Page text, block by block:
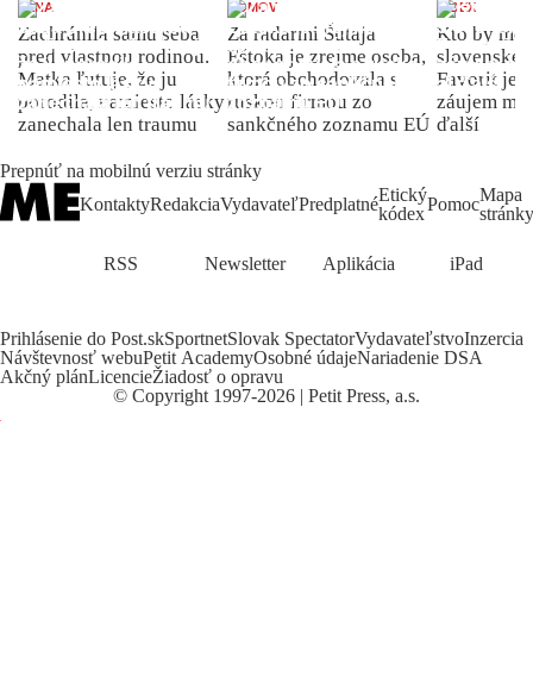
ŽENA
Zachránila samu seba
pred vlastnou rodinou.
Matka ľutuje, že ju
porodila, namiesto lásky
zanechala len traumu
DOMOV
Za radarmi Šutaja
Eštoka je zrejme osoba,
ktorá obchodovala s
ruskou firmou zo
sankčného zoznamu EÚ
INDEX
Kto by
slovenské
Favorit je
záujem
ďalší
Prepnúť na mobilnú verziu stránky
KontaktyRedakciaVydavateľPredplatnéEtický
kódexPomocMapa
stránky
RSS Newsletter Aplikácia iPad
Prihlásenie do Post.skSportnetSlovak SpectatorVydavateľstvoInzercia
Návštevnosť webuPetit AcademyOsobné údajeNariadenie DSA
Akčný plánLicencieŽiadosť o opravu
© Copyright 1997-2026 | Petit Press, a.s.